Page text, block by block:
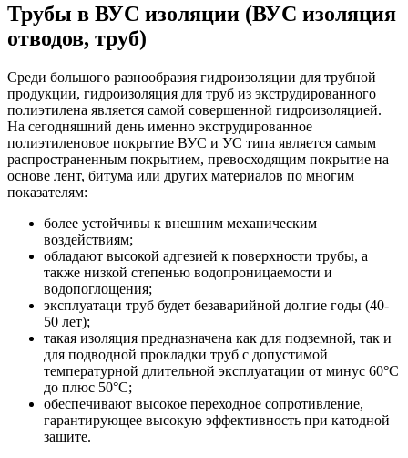
Трубы в ВУС изоляции (ВУС изоляция
отводов, труб)
Среди большого разнообразия гидроизоляции для трубной
продукции, гидроизоляция для труб из экструдированного
полиэтилена является самой совершенной гидроизоляцией.
На сегодняшний день именно экструдированное
полиэтиленовое покрытие ВУС и УС типа является самым
распространенным покрытием, превосходящим покрытие на
основе лент, битума или других материалов по многим
показателям:
более устойчивы к внешним механическим
воздействиям;
обладают высокой адгезией к поверхности трубы, а
также низкой степенью водопроницаемости и
водопоглощения;
эксплуатаци труб будет безаварийной долгие годы (40-
50 лет);
такая изоляция предназначена как для подземной, так и
для подводной прокладки труб с допустимой
температурной длительной эксплуатации от минус 60°С
до плюс 50°С;
обеспечивают высокое переходное сопротивление,
гарантирующее высокую эффективность при катодной
защите.